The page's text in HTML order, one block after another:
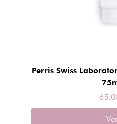
Perris Swiss
Ver